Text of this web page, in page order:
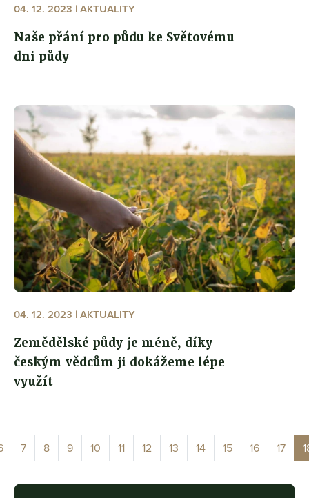
04. 12. 2023 | AKTUALITY
Naše přání pro půdu ke Světovému
dni půdy
04. 12. 2023 | AKTUALITY
Zemědělské půdy je méně, díky
českým vědcům ji dokážeme lépe
využít
7 8 9 10 11 12 13 14 15 16 17